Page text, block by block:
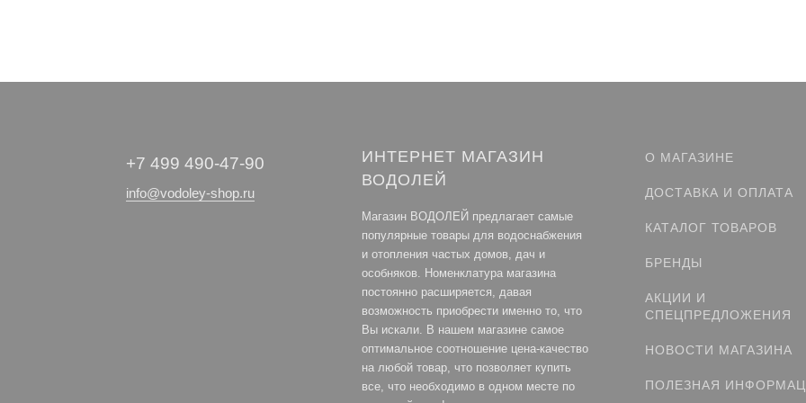
+7 499 490-47-90
info@vodoley-shop.ru
ИНТЕРНЕТ МАГАЗИН
ВОДОЛЕЙ
Магазин ВОДОЛЕЙ предлагает самые
популярные товары для водоснабжения
и отопления частых домов, дач и
особняков. Номенклатура магазина
постоянно расширяется, давая
возможность приобрести именно то, что
Вы искали. В нашем магазине самое
оптимальное соотношение цена-качество
на любой товар, что позволяет купить
все, что необходимо в одном месте по
О МАГАЗИНЕ
ДОСТАВКА И ОПЛАТА
КАТАЛОГ ТОВАРОВ
БРЕНДЫ
АКЦИИ И
СПЕЦПРЕДЛОЖЕНИЯ
НОВОСТИ МАГАЗИНА
ПОЛЕЗНАЯ